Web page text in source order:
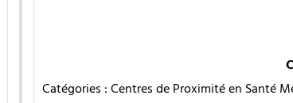
Catégories :Centres de Proximité en Santé